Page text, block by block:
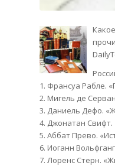
1. Франсуа Рабле.
2. Мигель де
3. Даниель Дефо.
4. Джонатан Свифт.
5. Аббат Прево.
6. Иоганн
7. Лоренс Стерн.